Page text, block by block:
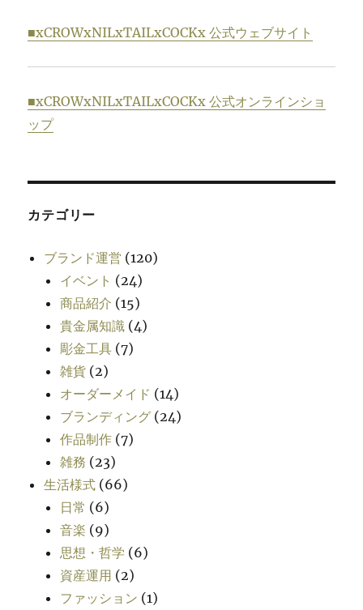
■xCROWxNILxTAILxCOCKx 公式ウェブサイト
■xCROWxNILxTAILxCOCKx 公式オンラインショ
ップ
カテゴリー
ブランド運営 (120)
イベント (24)
商品紹介 (15)
貴金属知識 (4)
彫金工具 (7)
雑貨 (2)
オーダーメイド (14)
ブランディング (24)
作品制作 (7)
雑務 (23)
生活様式 (66)
日常 (6)
音楽 (9)
思想・哲学 (6)
資産運用 (2)
ファッション (1)